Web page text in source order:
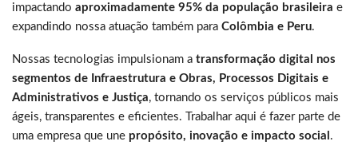
impactando aproximadamente 95% da população brasileira e
expandindo nossa atuação também para Colômbia e Peru.
Nossas tecnologias impulsionam a transformação digital nos
segmentos de Infraestrutura e Obras, Processos Digitais e
Administrativos e Justiça, tornando os serviços públicos mais
ágeis, transparentes e eficientes. Trabalhar aqui é fazer parte de
uma empresa que une propósito, inovação e impacto social .